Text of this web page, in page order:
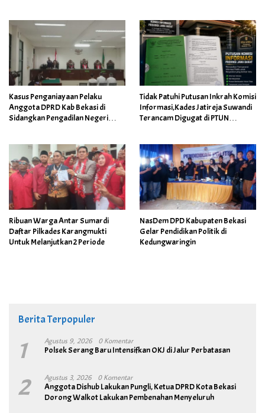
Kasus Penganiayaan Pelaku
Anggota DPRD Kab Bekasi di
Sidangkan Pengadilan Negeri
Tidak Patuhi Putusan Inkrah Komisi
Informasi,Kades Jatireja Suwandi
Terancam Digugat di PTUN
Ribuan Warga Antar Sumardi
Daftar Pilkades Karangmukti
Untuk Melanjutkan 2 Periode
NasDem DPD Kabupaten Bekasi
Gelar Pendidikan Politik di
Kedungwaringin
Berita Terpopuler
1 Agustus 9, 2026 0 Komentar
Polsek Serang Baru Intensifkan OKJ di Jalur Perbatasan
2 Agustus 3, 2026 0 Komentar
Anggota Dishub Lakukan Pungli, Ketua DPRD Kota Bekasi
Dorong Walkot Lakukan Pembenahan Menyeluruh